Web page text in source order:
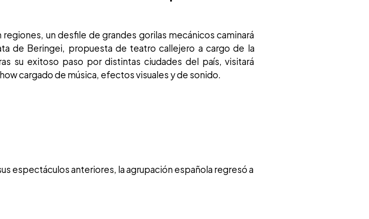
un desfile de grandes gorilas mecánicos caminará
de Beringei, propuesta de teatro callejero a cargo de la
su exitoso paso por distintas ciudades del país, visitará
cargado de música, efectos visuales y de sonido.
espectáculos anteriores, la agrupación española regresó a